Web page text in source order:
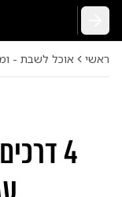
ראשי אוכל לשבת -
4